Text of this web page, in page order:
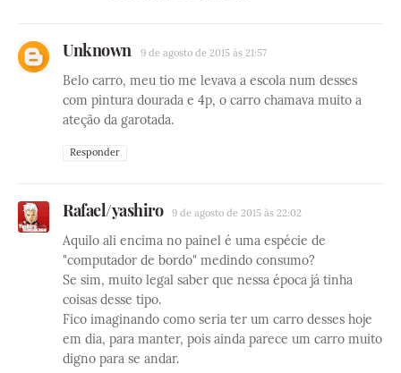
Unknown 9 de agosto de 2015 às 21:57
Belo carro, meu tio me levava a escola num desses
com pintura dourada e 4p, o carro chamava muito a
ateção da garotada.
Responder
Rafael/yashiro 9 de agosto de 2015 às 22:02
Aquilo ali encima no painel é uma espécie de
"computador de bordo" medindo consumo?
Se sim, muito legal saber que nessa época já tinha
coisas desse tipo.
Fico imaginando como seria ter um carro desses hoje
em dia, para manter, pois ainda parece um carro muito
digno para se andar.